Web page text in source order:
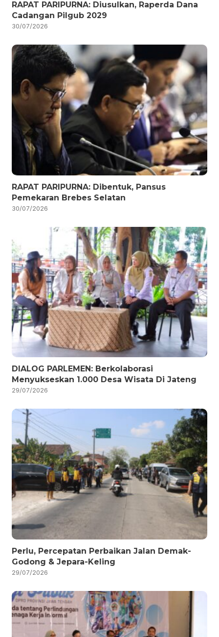
RAPAT PARIPURNA: Diusulkan, Raperda Dana
Cadangan Pilgub 2029
30/07/2026
RAPAT PARIPURNA: Dibentuk, Pansus
Pemekaran Brebes Selatan
30/07/2026
DIALOG PARLEMEN: Berkolaborasi
Menyukseskan 1.000 Desa Wisata Di Jateng
29/07/2026
Perlu, Percepatan Perbaikan Jalan Demak-
Godong & Jepara-Keling
29/07/2026